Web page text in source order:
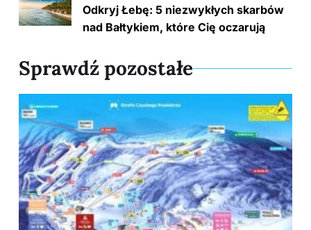
Odkryj Łebę: 5 niezwykłych skarbów
nad Bałtykiem, które Cię oczarują
Sprawdź pozostałe